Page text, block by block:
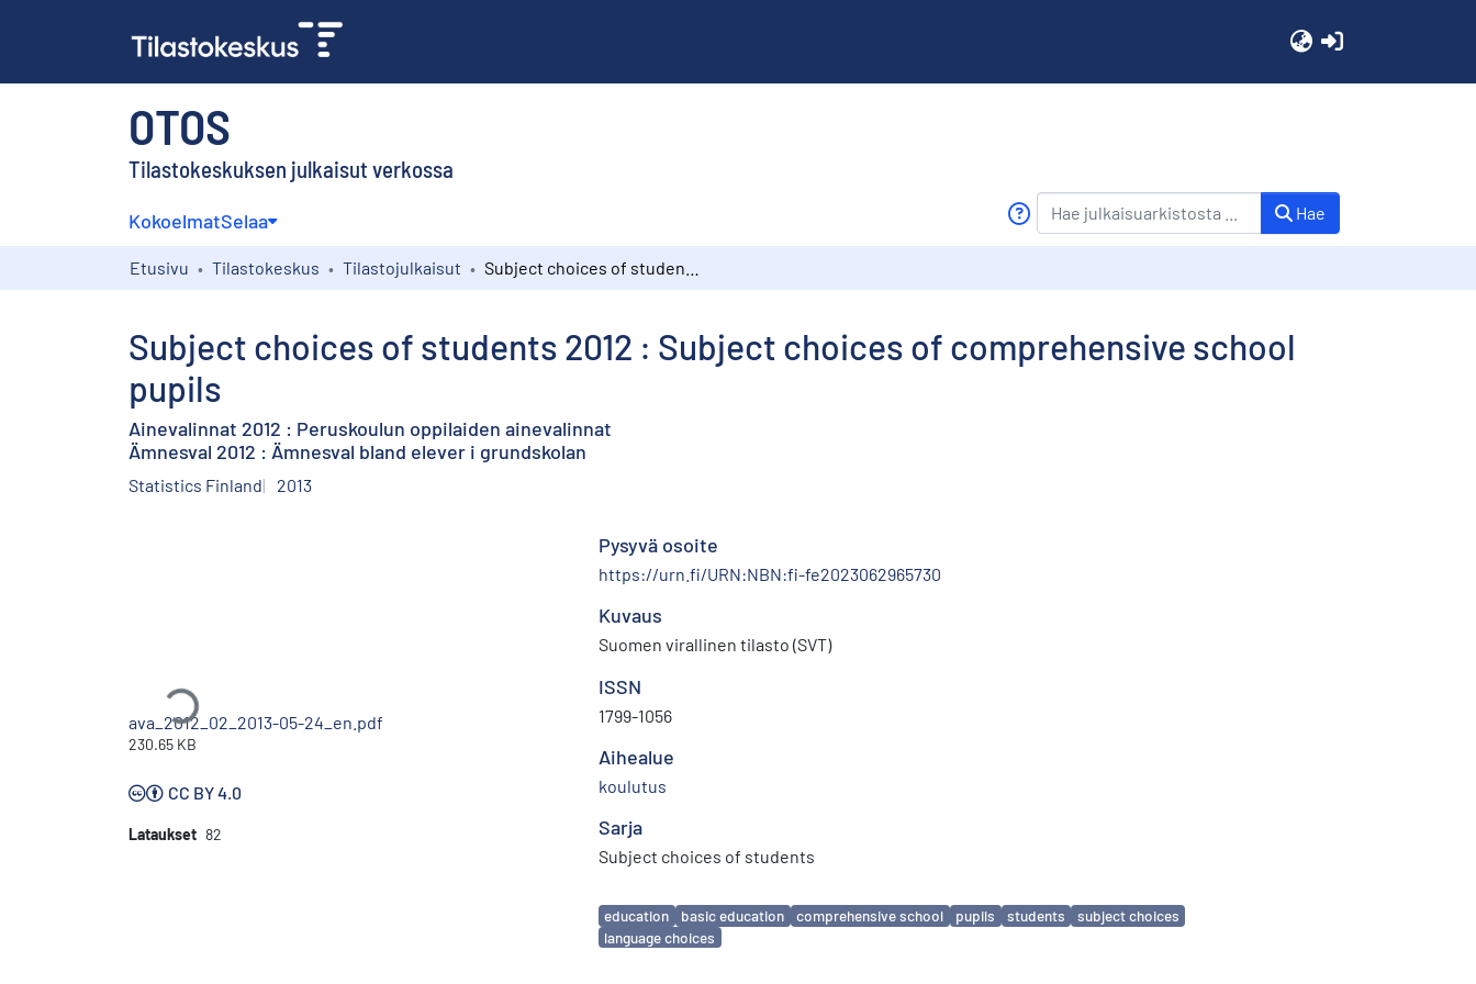
OTOS
Tilastokeskuksen julkaisut verkossa
KokoelmatSelaa Hae
Etusivu Tilastokeskus Tilastojulkaisut
Subject choices of students 2012 : Subject choices of comprehensive school
pupils
Ainevalinnat 2012 : Peruskoulun oppilaiden ainevalinnat
Ämnesval 2012 : Ämnesval bland elever i grundskolan
Statistics Finland 2013
Ladataan...
ava_2012_02_2013-05-24_en.pdf
230.65 KB
CC BY 4.0
Lataukset 82
Pysyvä osoite
https://urn.fi/URN:NBN:fi-fe2023062965730
Kuvaus
Suomen virallinen tilasto (SVT)
ISSN
1799-1056
Aihealue
koulutus
Sarja
Subject choices of students
Avainsanat
education basic education comprehensive school pupils students
subject choices
language choices